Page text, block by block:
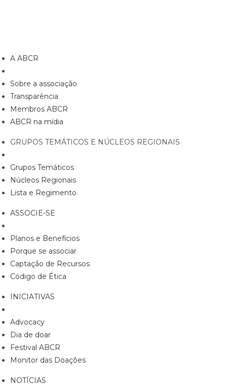
A ABCR
Sobre a associação
Transparência
Membros ABCR
ABCR na mídia
GRUPOS TEMÁTICOS E NÚCLEOS REGIONAIS
Grupos Temáticos
Núcleos Regionais
Lista e Regimento
ASSOCIE-SE
Planos e Benefícios
Porque se associar
Captação de Recursos
Código de Ética
INICIATIVAS
Advocacy
Dia de doar
Festival ABCR
Monitor das Doações
NOTÍCIAS